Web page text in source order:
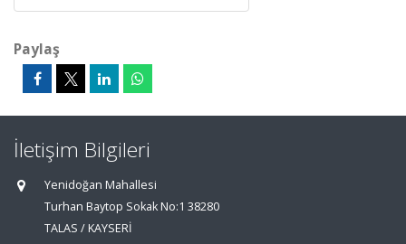
Paylaş
İletişim Bilgileri
Yenidoğan Mahallesi
Turhan Baytop Sokak No:1 38280
TALAS / KAYSERİ